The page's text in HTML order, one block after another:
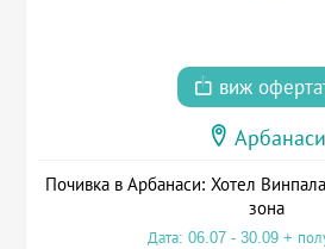
виж
Арбанаси
Почивка в Арбанаси: Хотел
зона
Дата: 06.07 - 30.09 +